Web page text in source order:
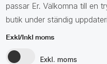
passar Er. Välkomna till en
butik under ständig
Exkl/Inkl moms
Exkl. moms